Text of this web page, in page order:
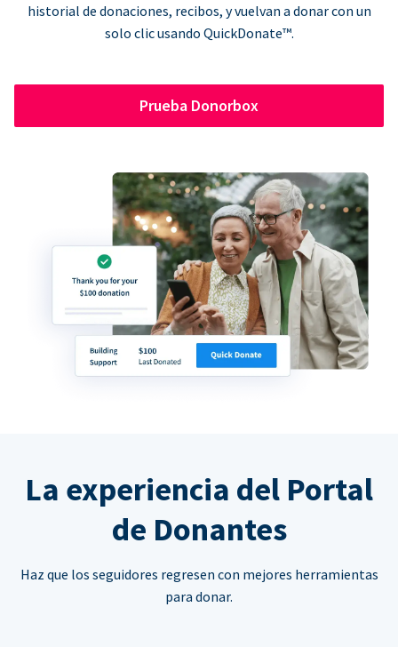
historial de donaciones, recibos, y vuelvan a donar con un
solo clic usando QuickDonate™.
Prueba Donorbox
La experiencia del Portal
de Donantes
Haz que los seguidores regresen con mejores herramientas
para donar.